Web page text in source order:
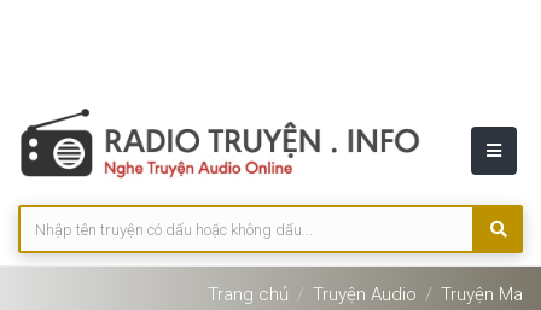
Trang chủ Truyện Audio Truyện Ma